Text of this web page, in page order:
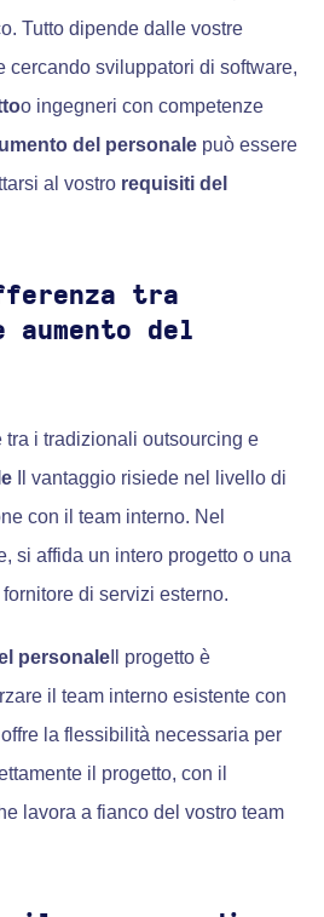
Tutto dipende dalle vostre
cercando sviluppatori di software,
o ingegneri con competenze
del personale può essere
al vostro requisiti del
tra
aumento del
tra i tradizionali outsourcing e
Il vantaggio risiede nel livello di
con il team interno. Nel
si affida un intero progetto o una
di servizi esterno.
personale Il progetto è
il team interno esistente con
la flessibilità necessaria per
il progetto, con il
lavora a fianco del vostro team